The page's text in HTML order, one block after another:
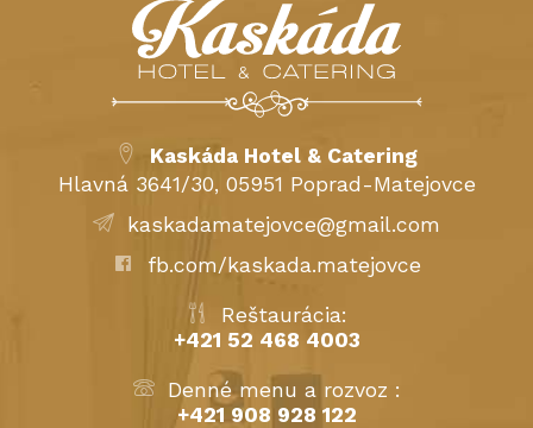
Kaskáda Hotel & Catering
Hlavná 3641/30, 05951 Poprad-Matejovce
kaskadamatejovce@gmail.com
fb.com/kaskada.matejovce
Reštaurácia:
+421 52 468 4003
Denné menu a rozvoz :
+421 908 928 122